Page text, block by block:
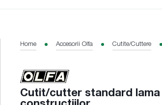
Home Accesorii Olfa Cutite/Cuttere
Cutit/cutter standard lama